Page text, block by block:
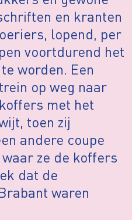
en kranten
lopend, per
voortdurend het
worden. Een
op weg naar
met het
toen zij
andere coupe
ze de koffers
dat de
waren